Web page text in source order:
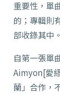
重要性， 單
的；專輯則
部收錄其中。
自第一張單
Aimyon[愛
蘭」合作，